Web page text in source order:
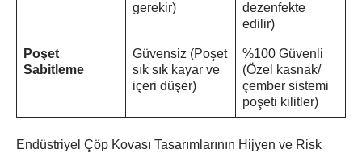
gerekir)
dezenfekte
edilir)
Poşet
Sabitleme
Güvensiz (Poşet
sık sık kayar ve
içeri düşer)
%100 Güvenli
(Özel kasnak/
çember sistemi
poşeti kilitler)
Endüstriyel Çöp Kovası Tasarımlarının Hijyen ve Risk